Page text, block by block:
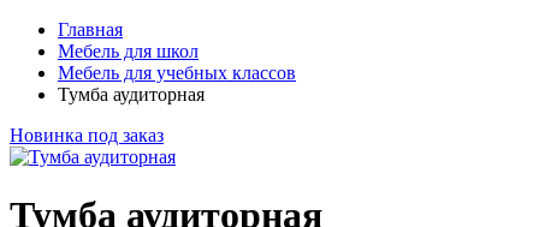
Главная
Мебель для школ
Мебель для учебных классов
Тумба аудиторная
Новинка под заказ
Тумба аудиторная